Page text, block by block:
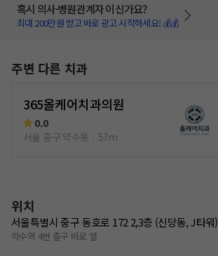
혹시 의사·병원관계자 이신가요?
최대 200만원 받고 바로 광고 시작하세요! 💰💰
주변 다른 치과
365올케어치과의원
0.0
서울 중구 약수동
57m
위치
서울특별시 중구 동호로 172 2,3층 (신당동, J타워)
약수역 4번 출구 바로 앞